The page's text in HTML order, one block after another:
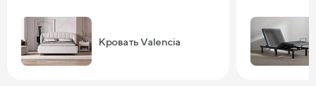
Кровать Valencia